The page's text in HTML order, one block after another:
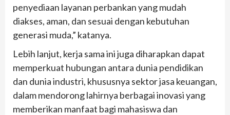
penyediaan layanan perbankan yang mudah
diakses, aman, dan sesuai dengan kebutuhan
generasi muda,” katanya.
Lebih lanjut, kerja sama ini juga diharapkan dapat
memperkuat hubungan antara dunia pendidikan
dan dunia industri, khususnya sektor jasa keuangan,
dalam mendorong lahirnya berbagai inovasi yang
memberikan manfaat bagi mahasiswa dan